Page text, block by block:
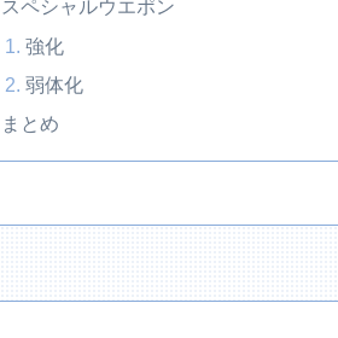
スペシャルウエポン
強化
弱体化
まとめ